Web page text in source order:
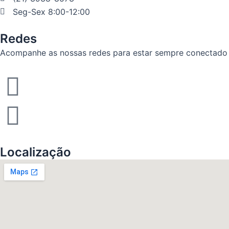
Seg-Sex 8:00-12:00
Redes
Acompanhe as nossas redes para estar sempre
Facebook
Youtube
Localização